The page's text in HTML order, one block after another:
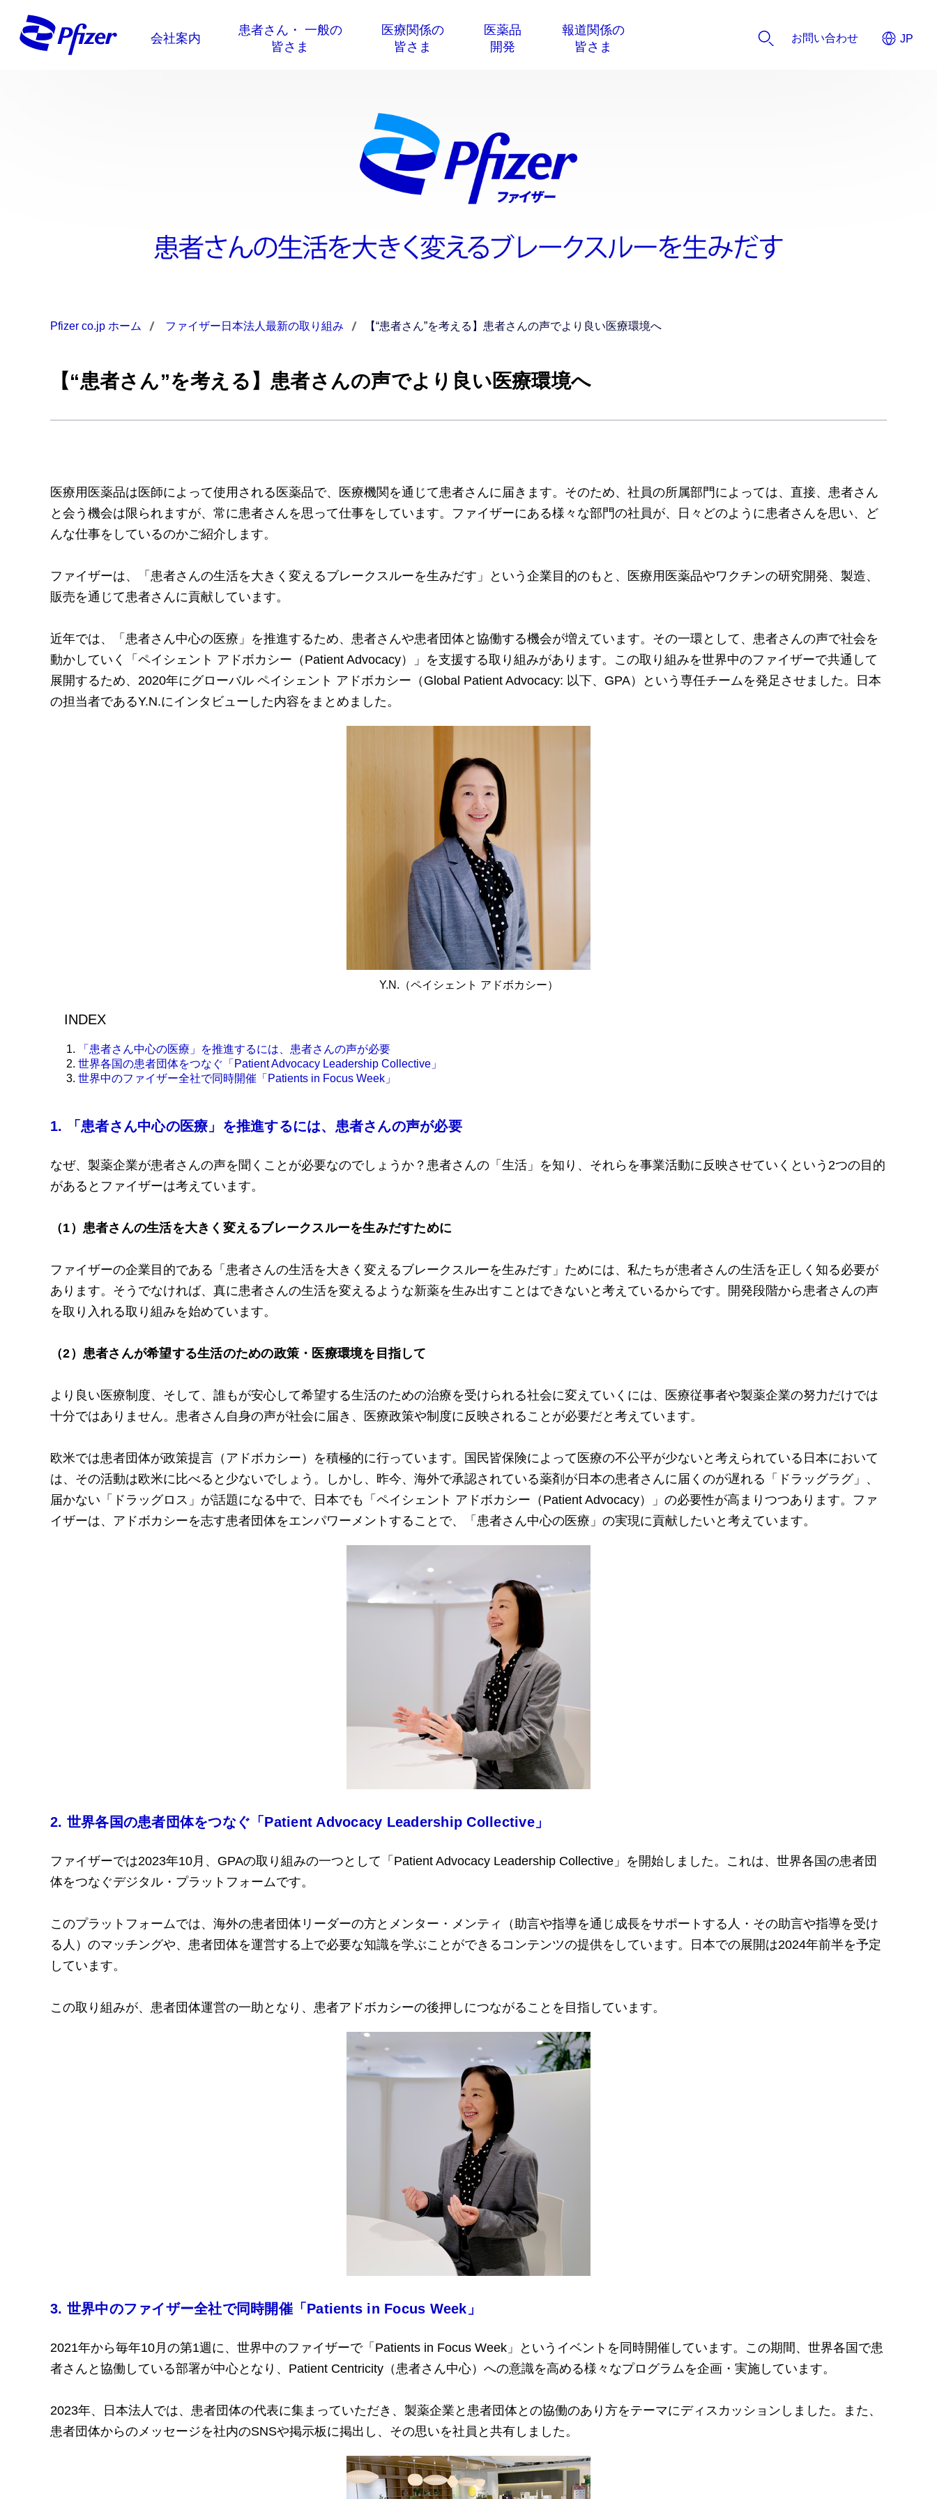
お問い合わせ
Pfizer co.jp ホーム ファイザー日本法人最新の取り組み 【“患者さん”を考える】患者さんの声でより良い医療環境へ
【“患者さん”を考える】患者さんの声でより良い医療環境へ
医療用医薬品は医師によって使用される医薬品で、医療機関を通じて患者さんに届きます。そのため、社員の所属部門によっては、直接、患者さん
と会う機会は限られますが、常に患者さんを思って仕事をしています。ファイザーにある様々な部門の社員が、日々どのように患者さんを思い、ど
んな仕事をしているのかご紹介します。
ファイザーは、「患者さんの生活を大きく変えるブレークスルーを生みだす」という企業目的のもと、医療用医薬品やワクチンの研究開発、製造、
販売を通じて患者さんに貢献しています。
近年では、「患者さん中心の医療」を推進するため、患者さんや患者団体と協働する機会が増えています。その一環として、患者さんの声で社会を
動かしていく「ペイシェント アドボカシー（Patient Advocacy）」を支援する取り組みがあります。この取り組みを世界中のファイザーで共通して
展開するため、2020年にグローバル ペイシェント アドボカシー（Global Patient Advocacy: 以下、GPA）という専任チームを発足させました。日本
の担当者であるY.N.にインタビューした内容をまとめました。
Y.N.（ペイシェント アドボカシー）
INDEX
「患者さん中心の医療」を推進するには、患者さんの声が必要
世界各国の患者団体をつなぐ「Patient Advocacy Leadership Collective」
世界中のファイザー全社で同時開催「Patients in Focus Week」
1. 「患者さん中心の医療」を推進するには、患者さんの声が必要
なぜ、製薬企業が患者さんの声を聞くことが必要なのでしょうか？患者さんの「生活」を知り、それらを事業活動に反映させていくという2つの目的
があるとファイザーは考えています。
（1）患者さんの生活を大きく変えるブレークスルーを生みだすために
ファイザーの企業目的である「患者さんの生活を大きく変えるブレークスルーを生みだす」ためには、私たちが患者さんの生活を正しく知る必要が
あります。そうでなければ、真に患者さんの生活を変えるような新薬を生み出すことはできないと考えているからです。開発段階から患者さんの声
を取り入れる取り組みを始めています。
（2）患者さんが希望する生活のための政策・医療環境を目指して
より良い医療制度、そして、誰もが安心して希望する生活のための治療を受けられる社会に変えていくには、医療従事者や製薬企業の努力だけでは
十分ではありません。患者さん自身の声が社会に届き、医療政策や制度に反映されることが必要だと考えています。
欧米では患者団体が政策提言（アドボカシー）を積極的に行っています。国民皆保険によって医療の不公平が少ないと考えられている日本において
は、その活動は欧米に比べると少ないでしょう。しかし、昨今、海外で承認されている薬剤が日本の患者さんに届くのが遅れる「ドラッグラグ」、
届かない「ドラッグロス」が話題になる中で、日本でも「ペイシェント アドボカシー（Patient Advocacy）」の必要性が高まりつつあります。ファ
イザーは、アドボカシーを志す患者団体をエンパワーメントすることで、「患者さん中心の医療」の実現に貢献したいと考えています。
2. 世界各国の患者団体をつなぐ「Patient Advocacy Leadership Collective」
ファイザーでは2023年10月、GPAの取り組みの一つとして「Patient Advocacy Leadership Collective」を開始しました。これは、世界各国の患者団
体をつなぐデジタル・プラットフォームです。
このプラットフォームでは、海外の患者団体リーダーの方とメンター・メンティ（助言や指導を通じ成長をサポートする人・その助言や指導を受け
る人）のマッチングや、患者団体を運営する上で必要な知識を学ぶことができるコンテンツの提供をしています。日本での展開は2024年前半を予定
しています。
この取り組みが、患者団体運営の一助となり、患者アドボカシーの後押しにつながることを目指しています。
3. 世界中のファイザー全社で同時開催「Patients in Focus Week」
2021年から毎年10月の第1週に、世界中のファイザーで「Patients in Focus Week」というイベントを同時開催しています。この期間、世界各国で患
者さんと協働している部署が中心となり、Patient Centricity（患者さん中心）への意識を高める様々なプログラムを企画・実施しています。
2023年、日本法人では、患者団体の代表に集まっていただき、製薬企業と患者団体との協働のあり方をテーマにディスカッションしました。また、
患者団体からのメッセージを社内のSNSや掲示板に掲出し、その思いを社員と共有しました。